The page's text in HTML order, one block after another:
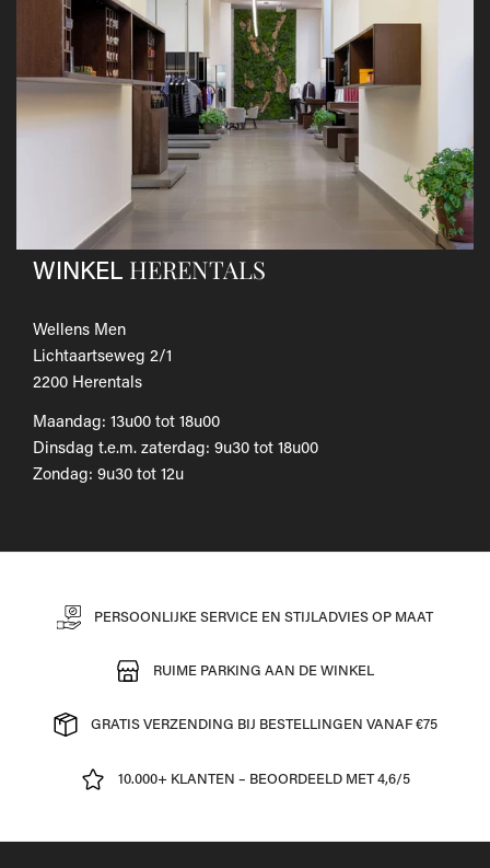
andere koerier; de kosten hiervan zijn voor eigen
rekening.
Gebruik hiervoor hetretourformulier.
​Het door jou betaalde bedrag wordt zo snel mogelijk
teruggestort.
Als je het wilt omruilen voor een ander artikel, dien je een
nieuwe bestelling te plaatsen.
Voor onze uitgebreide beleid betreffende verzenden en
retourneren, raadpleeg onze Veelgestelde vragen
WINKEL HERENTALS
Wellens Men
Lichtaartseweg 2/1
2200 Herentals
Maandag: 13u00 tot 18u00
Dinsdag t.e.m. zaterdag: 9u30 tot 18u00
Zondag: 9u30 tot 12u
PERSOONLIJKE SERVICE EN STIJLADVIES OP MAAT
RUIME PARKING AAN DE WINKEL
GRATIS VERZENDING BIJ BESTELLINGEN VANAF €75
10.000+ KLANTEN – BEOORDEELD MET 4,6/5